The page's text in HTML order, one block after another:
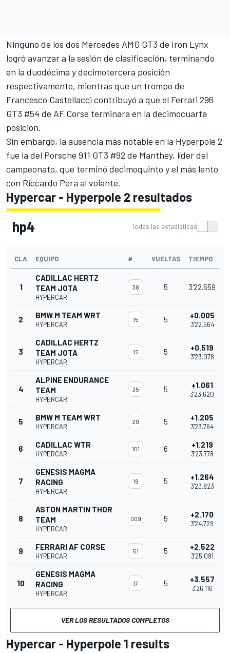
Ninguno de los dos Mercedes AMG GT3 de Iron Lynx
logró avanzar a la sesión de clasificación, terminando
en la duodécima y decimotercera posición
respectivamente, mientras que un trompo de
Francesco Castellacci contribuyó a que el Ferrari 296
GT3 #54 de AF Corse terminara en la decimocuarta
posición.
Sin embargo, la ausencia más notable en la Hyperpole 2
fue la del Porsche 911 GT3 #92 de Manthey, líder del
campeonato, que terminó decimoquinto y el más lento
con Riccardo Pera al volante.
Hypercar - Hyperpole 2 resultados
hp4 Todas las estadísticas
CLA EQUIPO # VUELTAS TIEMPO
1
CADILLAC HERTZ
TEAM JOTA
HYPERCAR
38 5 3'22.559
2 BMW M TEAM WRT
HYPERCAR
15 5 +0.005
3'22.564
3
CADILLAC HERTZ
TEAM JOTA
HYPERCAR
12 5 +0.519
3'23.078
4
ALPINE ENDURANCE
TEAM
HYPERCAR
35 5 +1.061
3'23.620
5 BMW M TEAM WRT
HYPERCAR
20 5 +1.205
3'23.764
6 CADILLAC WTR
HYPERCAR
101 6 +1.219
3'23.778
7
GENESIS MAGMA
RACING
HYPERCAR
19 5 +1.264
3'23.823
8
ASTON MARTIN THOR
TEAM
HYPERCAR
009 5 +2.170
3'24.729
9 FERRARI AF CORSE
HYPERCAR
51 5 +2.522
3'25.081
10
GENESIS MAGMA
RACING
HYPERCAR
17 5 +3.557
3'26.116
VER LOS RESULTADOS COMPLETOS
Hypercar - Hyperpole 1 results